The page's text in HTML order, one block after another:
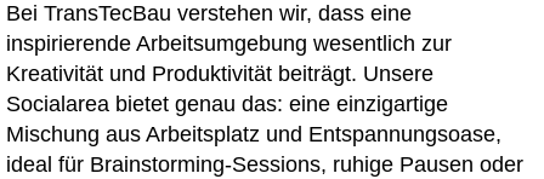
Bei TransTecBau verstehen wir, dass eine
inspirierende Arbeitsumgebung wesentlich zur
Kreativität und Produktivität beiträgt. Unsere
Socialarea bietet genau das: eine einzigartige
Mischung aus Arbeitsplatz und Entspannungsoase,
ideal für Brainstorming-Sessions, ruhige Pausen oder